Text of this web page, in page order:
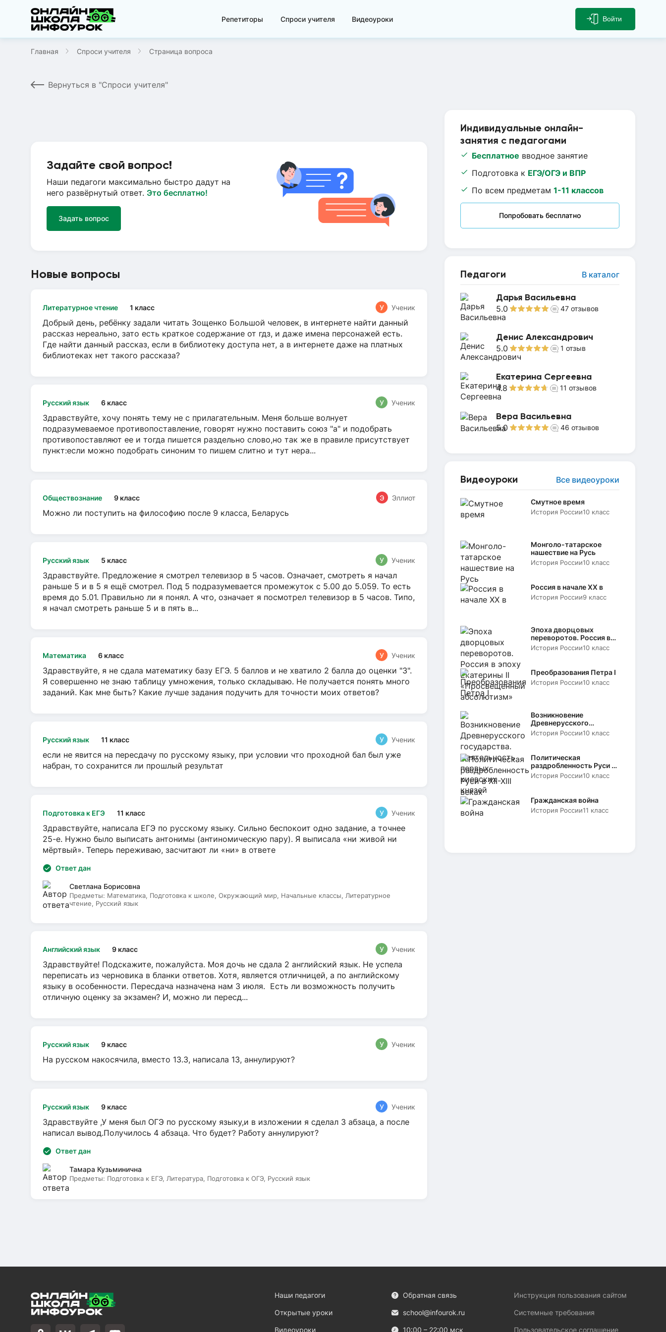
Репетиторы Спроси учителя Видеоуроки Войти
Главная Спроси учителя Страница вопроса
Вернуться в "Спроси учителя"
Индивидуальные онлайн-
занятия с педагогами
Бесплатное вводное занятие
Подготовка к ЕГЭ/ОГЭ и ВПР
По всем предметам 1-11 классов
Попробовать бесплатно
Педагоги В каталог
Дарья Васильевна
5.0 47 отзывов
Денис Александрович
5.0 1 отзыв
Екатерина Сергеевна
4.8 11 отзывов
Вера Васильевна
5.0 46 отзывов
Видеоуроки Все видеоуроки
Смутное время
История России10 класс
Монголо-татарское
нашествие на Русь
История России10 класс
Россия в начале XX в
История России9 класс
Эпоха дворцовых
переворотов. Россия в
эпоху Екатерины II
«Просвещенный
История России10 класс
Преобразования Петра I
История России10 класс
Возникновение
Древнерусского
государства.
Деятельность первых
История России10 класс
Политическая
раздробленность Руси в
XII-XIII веках
История России10 класс
Гражданская война
История России11 класс
Задайте свой вопрос!
Наши педагоги максимально быстро дадут на
него развёрнутый ответ. Это бесплатно!
Задать вопрос
Новые вопросы
Литературное чтение 1 класс У Ученик
Добрый день, ребёнку задали читать Зощенко Большой человек, в интернете найти данный
рассказ нереально, зато есть краткое содержание от гдз, и даже имена персонажей есть.
Где найти данный рассказ, если в библиотеку доступа нет, а в интернете даже на платных
библиотеках нет такого рассказа?
Русский язык 6 класс У Ученик
Здравствуйте, хочу понять тему не с прилагательным. Меня больше волнует
подразумеваемое противопоставление, говорят нужно поставить союз "а" и подобрать
противопоставляют ее и тогда пишется раздельно слово,но так же в правиле присутствует
пункт:если можно подобрать синоним то пишем слитно и тут нера...
Обществознание 9 класс Э Эллиот
Можно ли поступить на философию после 9 класса, Беларусь
Русский язык 5 класс У Ученик
Здравствуйте. Предложение я смотрел телевизор в 5 часов. Означает, смотреть я начал
раньше 5 и в 5 я ещё смотрел. Под 5 подразумевается промежуток с 5.00 до 5.059. То есть
время до 5.01. Правильно ли я понял. А что, означает я посмотрел телевизор в 5 часов. Типо,
я начал смотреть раньше 5 и в пять в...
Математика 6 класс У Ученик
Здравствуйте, я не сдала математику базу ЕГЭ. 5 баллов и не хватило 2 балла до оценки "3".
Я совершенно не знаю таблицу умножения, только складываю. Не получается понять много
заданий. Как мне быть? Какие лучше задания подучить для точности моих ответов?
Русский язык 11 класс У Ученик
если не явится на пересдачу по русскому языку, при условии что проходной бал был уже
набран, то сохранится ли прошлый результат
Подготовка к ЕГЭ 11 класс У Ученик
Здравствуйте, написала ЕГЭ по русскому языку. Сильно беспокоит одно задание, а точнее
25-е. Нужно было выписать антонимы (антиномическую пару). Я выписала «ни живой ни
мёртвый». Теперь переживаю, засчитают ли «ни» в ответе
Ответ дан
Светлана Борисовна
Предметы: Математика, Подготовка к школе, Окружающий мир, Начальные классы, Литературное
чтение, Русский язык
Английский язык 9 класс У Ученик
Здравствуйте! Подскажите, пожалуйста. Моя дочь не сдала 2 английский язык. Не успела
переписать из черновика в бланки ответов. Хотя, является отличницей, а по английскому
языку в особенности. Пересдача назначена нам 3 июля. Есть ли возможность получить
отличную оценку за экзамен? И, можно ли пересд...
Русский язык 9 класс У Ученик
На русском накосячила, вместо 13.3, написала 13, аннулируют?
Русский язык 9 класс У Ученик
Здравствуйте ,У меня был ОГЭ по русскому языку,и в изложении я сделал 3 абзаца, а после
написал вывод.Получилось 4 абзаца. Что будет? Работу аннулируют?
Ответ дан
Тамара Кузьминична
Предметы: Подготовка к ЕГЭ, Литература, Подготовка к ОГЭ, Русский язык
Наши педагоги
Открытые уроки
Видеоуроки
Обратная связь
school@infourok.ru
10:00 – 22:00 мск
Инструкция пользования сайтом
Системные требования
Пользовательское соглашение